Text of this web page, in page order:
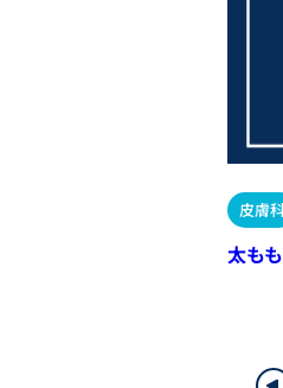
皮膚
太も